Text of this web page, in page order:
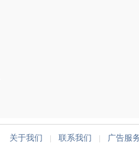
关于我们 联系我们 广告服